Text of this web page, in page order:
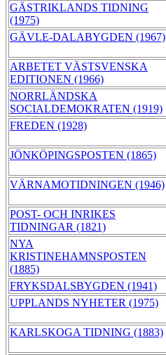
GÄSTRIKLANDS TIDNING
(1975)
GÄVLE-DALABYGDEN (1967)
ARBETET VÄSTSVENSKA
EDITIONEN (1966)
NORRLÄNDSKA
SOCIALDEMOKRATEN (1919)
FREDEN (1928)
JÖNKÖPINGSPOSTEN (1865)
VÄRNAMOTIDNINGEN (1946)
POST- OCH INRIKES
TIDNINGAR (1821)
NYA
KRISTINEHAMNSPOSTEN
(1885)
FRYKSDALSBYGDEN (1941)
UPPLANDS NYHETER (1975)
KARLSKOGA TIDNING (1883)